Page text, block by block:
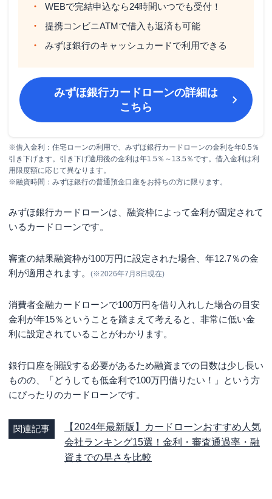
WEBで完結申込なら24時間いつでも受付！
提携コンビニATMで借入も返済も可能
みずほ銀行のキャッシュカードで利用できる
みずほ銀行カードローンの詳細は
こちら
※借入金利：住宅ローンの利用で、みずほ銀行カードローンの金利を年0.5％
引き下げます。引き下げ適用後の金利は年1.5％～13.5％です。借入金利は利
用限度額に応じて異なります。
※融資時間：みずほ銀行の普通預金口座をお持ちの方に限ります。
みずほ銀行カードローンは、融資枠によって金利が固定されて
いるカードローンです。
審査の結果融資枠が100万円に設定された場合、年12.7％の金
利が適用されます。
(※2026年7月8日現在)
消費者金融カードローンで100万円を借り入れした場合の目安
金利が年15％ということを踏まえて考えると、非常に低い金
利に設定されていることがわかります。
銀行口座を開設する必要があるため融資までの日数は少し長い
ものの、「どうしても低金利で100万円借りたい！」という方
にぴったりのカードローンです。
関連記事
【2024年最新版】カードローンおすすめ人気
会社ランキング15選！金利・審査通過率・融
資までの早さを比較